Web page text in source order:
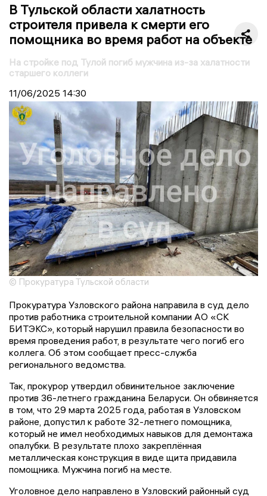
В Тульской области халатность
строителя привела к смерти его
помощника во время работ на объекте
На стройке под Тулой погиб мужчина из-за халатности
старшего коллеги
11/06/2025 14:30
© Прокуратура Тульской области
Прокуратура Узловского района направила в суд дело
против работника строительной компании АО «СК
БИТЭКС», который нарушил правила безопасности во
время проведения работ, в результате чего погиб его
коллега. Об этом сообщает пресс-служба
регионального ведомства.
Так, прокурор утвердил обвинительное заключение
против 36-летнего гражданина Беларуси. Он обвиняется
в том, что 29 марта 2025 года, работая в Узловском
районе, допустил к работе 32-летнего помощника,
который не имел необходимых навыков для демонтажа
опалубки. В результате плохо закреплённая
металлическая конструкция в виде щита придавила
помощника. Мужчина погиб на месте.
Уголовное дело направлено в Узловский районный суд